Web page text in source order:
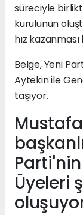
süreciyle
kurulunun
hız
Belge, Yeni
Aytekin ile
taşıyor.
Üyeleri